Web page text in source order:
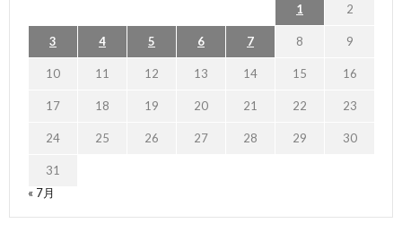
1 2
3 4 5 6 7 8 9
10 11 12 13 14 15 16
17 18 19 20 21 22 23
24 25 26 27 28 29 30
31
« 7月